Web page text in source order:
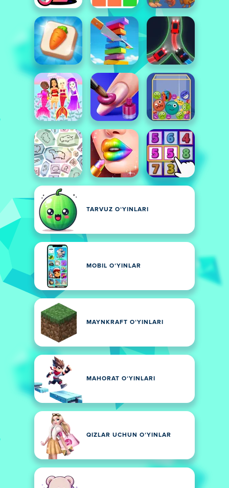
TARVUZ OʻYINLARI
MOBIL OʻYINLAR
MAYNKRAFT OʻYINLARI
MAHORAT OʻYINLARI
QIZLAR UCHUN OʻYINLAR